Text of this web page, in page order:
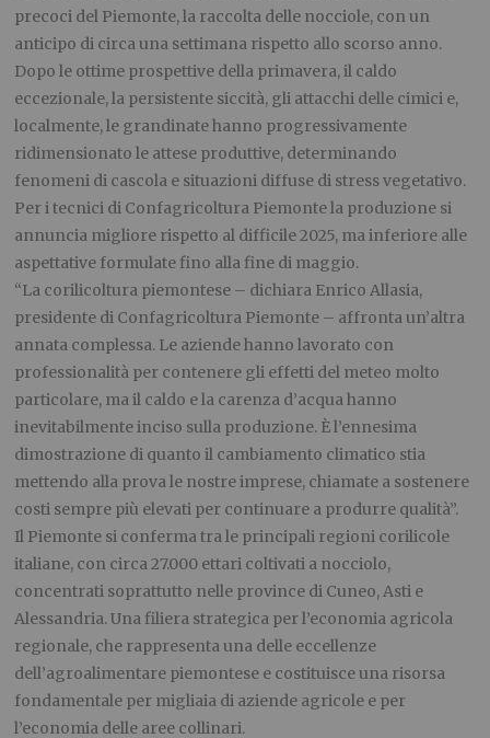
precoci del Piemonte, la raccolta delle nocciole, con un
anticipo di circa una settimana rispetto allo scorso anno.
Dopo le ottime prospettive della primavera, il caldo
eccezionale, la persistente siccità, gli attacchi delle cimici e,
localmente, le grandinate hanno progressivamente
ridimensionato le attese produttive, determinando
fenomeni di cascola e situazioni diffuse di stress vegetativo.
Per i tecnici di Confagricoltura Piemonte la produzione si
annuncia migliore rispetto al difficile 2025, ma inferiore alle
aspettative formulate fino alla fine di maggio.
“La corilicoltura piemontese – dichiara Enrico Allasia,
presidente di Confagricoltura Piemonte – affronta un’altra
annata complessa. Le aziende hanno lavorato con
professionalità per contenere gli effetti del meteo molto
particolare, ma il caldo e la carenza d’acqua hanno
inevitabilmente inciso sulla produzione. È l’ennesima
dimostrazione di quanto il cambiamento climatico stia
mettendo alla prova le nostre imprese, chiamate a sostenere
costi sempre più elevati per continuare a produrre qualità”.
Il Piemonte si conferma tra le principali regioni corilicole
italiane, con circa 27.000 ettari coltivati a nocciolo,
concentrati soprattutto nelle province di Cuneo, Asti e
Alessandria. Una filiera strategica per l’economia agricola
regionale, che rappresenta una delle eccellenze
dell’agroalimentare piemontese e costituisce una risorsa
fondamentale per migliaia di aziende agricole e per
l’economia delle aree collinari.